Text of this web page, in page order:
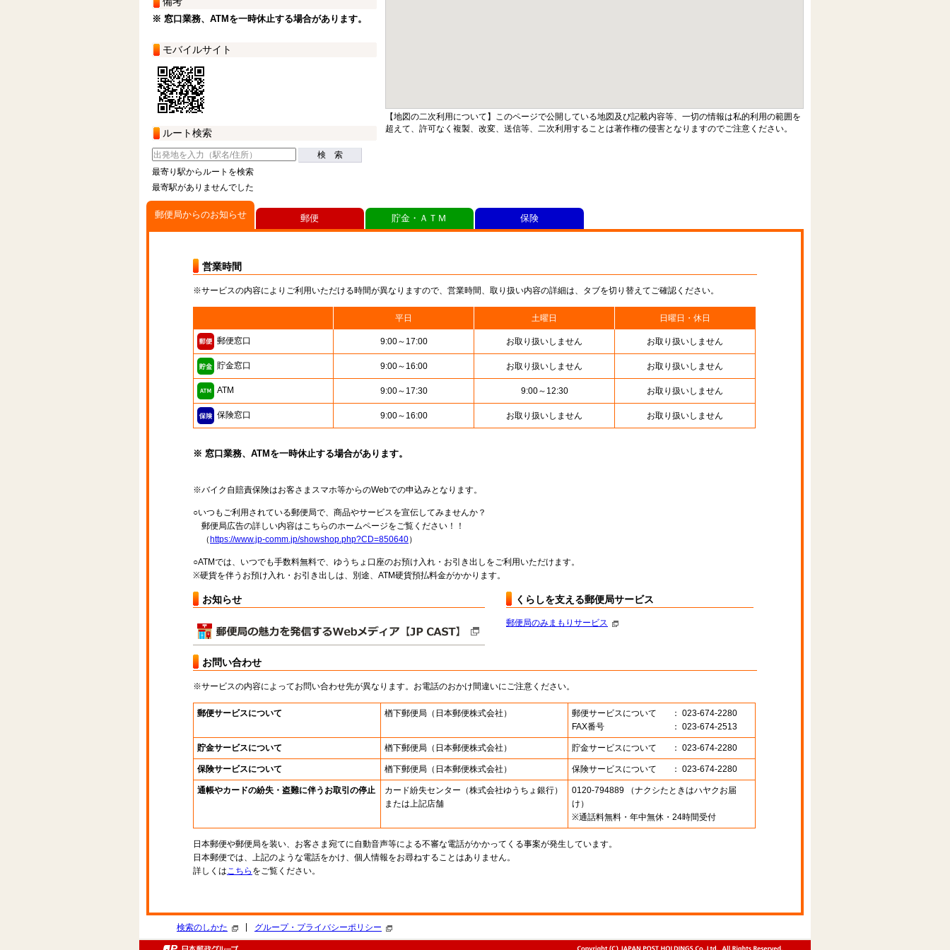
※ 窓口業務、ATMを一時休止する場合があります。
モバイルサイト
ルート検索
検 索
最寄り駅からルートを検索
最寄駅がありませんでした
【地図の二次利用について】このページで公開している地図及び記載内容等、一切の情報は私的利用の範囲を
超えて、許可なく複製、改変、送信等、二次利用することは著作権の侵害となりますのでご注意ください。
郵便局からのお知らせ
営業時間
※サービスの内容によりご利用いただける時間が異なりますので、営業時間、取り扱い内容の詳細は、タブを切り替えてご確認ください。
平日 土曜日 日曜日・休日
郵便窓口 9:00～17:00 お取り扱いしません お取り扱いしません
貯金窓口 9:00～16:00 お取り扱いしません お取り扱いしません
ATM 9:00～17:30 9:00～12:30 お取り扱いしません
保険窓口 9:00～16:00 お取り扱いしません お取り扱いしません
※ 窓口業務、ATMを一時休止する場合があります。
※バイク自賠責保険はお客さまスマホ等からのWebでの申込みとなります。
○いつもご利用されている郵便局で、商品やサービスを宣伝してみませんか？
郵便局広告の詳しい内容はこちらのホームページをご覧ください！！
（ https://www.jp-comm.jp/showshop.php?CD=850640）
○ATMでは、いつでも手数料無料で、ゆうちょ口座のお預け入れ・お引き出しをご利用いただけます。
※硬貨を伴うお預け入れ・お引き出しは、別途、ATM硬貨預払料金がかかります。
お知らせ くらしを支える郵便局サービス
郵便局のみまもりサービス
お問い合わせ
※サービスの内容によってお問い合わせ先が異なります。お電話のおかけ間違いにご注意ください。
郵便サービスについて 楢下郵便局 （日本郵便株式会社） 郵便サービスについて
： 023-674-2280
FAX番号
： 023-674-2513
貯金サービスについて 楢下郵便局 （日本郵便株式会社） 貯金サービスについて ： 023-674-2280
保険サービスについて 楢下郵便局 （日本郵便株式会社） 保険サービスについて ： 023-674-2280
通帳やカードの紛失・盗難に伴うお取引の停止 カード紛失センター （株式会社ゆうちょ銀行）
または上記店舗
0120-794889 （ナクシたときはハヤクお届
け）
※通話料無料・年中無休・24時間受付
日本郵便や郵便局を装い、お客さま宛てに自動音声等による不審な電話がかかってくる事案が発生しています。
日本郵便では、上記のような電話をかけ、個人情報をお尋ねすることはありません。
詳しくはこちら をご覧ください。
郵便 貯金・ＡＴＭ 保険
検索のしかた グループ・プライバシーポリシー